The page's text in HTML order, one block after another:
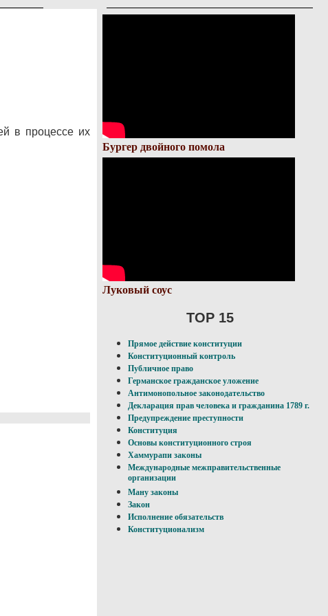
в процессе их
Бургер двойного помола
Луковый соус
TOP 15
Прямое действие конституции
Конституционный контроль
Публичное право
Германское гражданское уложение
Антимонопольное законодательство
Декларация прав человека и гражданина 1789 г.
Предупреждение преступности
Конституция
Основы конституционного строя
Хаммурапи законы
Международные межправительственные
организации
Ману законы
Закон
Исполнение обязательств
Конституционализм